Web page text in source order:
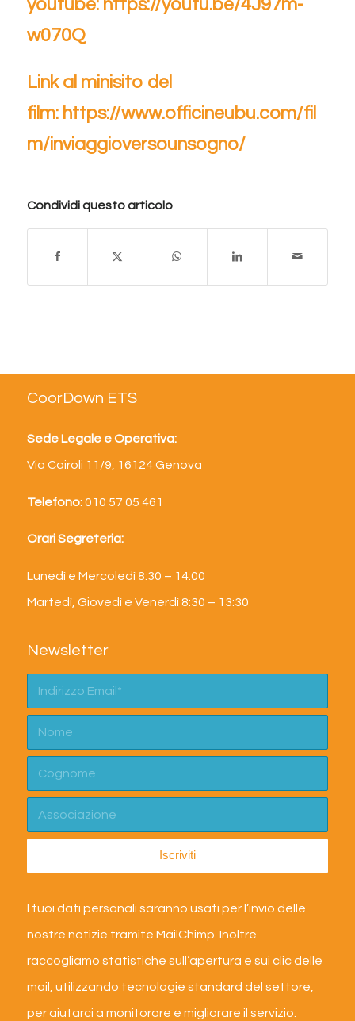
youtube: https://youtu.be/4J97m-
w070Q
Link al minisito del
film: https://www.officineubu.com/fil
m/inviaggioversounsogno/
Condividi questo articolo
CoorDown ETS
Sede Legale e Operativa:
Via Cairoli 11/9, 16124 Genova
Telefono: 010 57 05 461
Orari Segreteria:
Lunedì e Mercoledì 8:30 – 14:00
Martedì, Giovedì e Venerdì 8:30 – 13:30
Newsletter
I tuoi dati personali saranno usati per l’invio delle
nostre notizie tramite MailChimp. Inoltre
raccogliamo statistiche sull’apertura e sui clic delle
mail, utilizzando tecnologie standard del settore,
per aiutarci a monitorare e migliorare il servizio.